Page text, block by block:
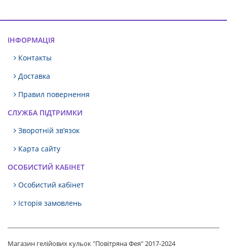
ІНФОРМАЦІЯ
Контакты
Доставка
Правил повернення
СЛУЖБА ПІДТРИМКИ
Зворотній зв’язок
Карта сайту
ОСОБИСТИЙ КАБІНЕТ
Особистий кабінет
Історія замовлень
Магазин гелійових кульок "Повітряна Фея" 2017-2024